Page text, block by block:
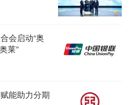
会启动“奥
莱”
能助力分期